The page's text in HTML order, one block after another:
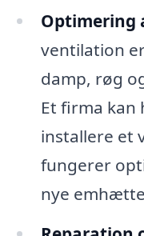
Optimering
ventilation
damp, røg
Et firma kan
installere et
fungerer
nye